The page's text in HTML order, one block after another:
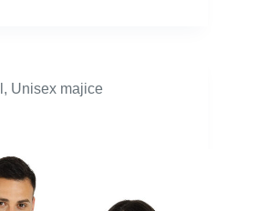
, Unisex majice